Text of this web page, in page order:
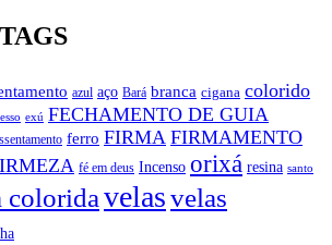
azul aço Bará branca cigana colorido
exú FECHAMENTO DE GUIA
ferro FIRMA FIRMAMENTO
fé em deus Incenso orixá resina santo
coloridavelasvelas